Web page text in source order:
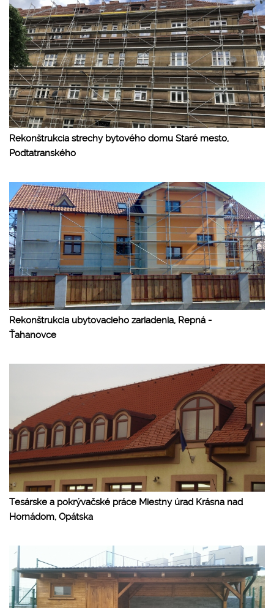
Rekonštrukcia strechy bytového domu Staré mesto,
Podtatranského
Rekonštrukcia ubytovacieho zariadenia, Repná -
Ťahanovce
Tesárske a pokrývačské práce Miestny úrad Krásna nad
Hornádom, Opátska